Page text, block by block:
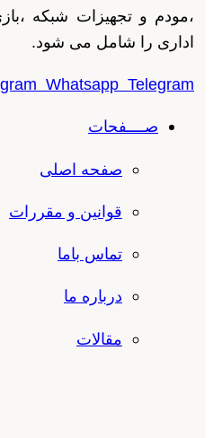
،مودم و تجهیزات شبکه ،بازی
اداری را شامل می شود.
Whatsapp Telegram
صــــفحات
صفحه اصلی
قوانین و مقررات
تماس باما
درباره ما
مقالات